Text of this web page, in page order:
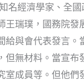
名經濟學家、全
王瑞璞，國務院
給與會代表發言
但無材料。當宣
室成員等。但他